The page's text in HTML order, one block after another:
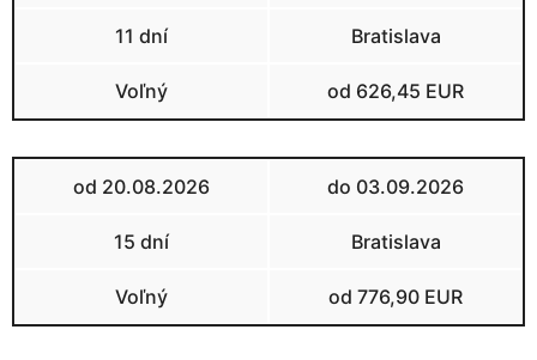
11 dní Bratislava
Voľný od 626,45 EUR
od 20.08.2026 do 03.09.2026
15 dní Bratislava
Voľný od 776,90 EUR